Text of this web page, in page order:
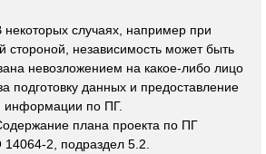
случаях, например при
стороной, независимость может быть
невозложением на какое-либо лицо
подготовку данных и предоставление
информации по ПГ.
плана проекта по ПГ
2, подраздел 5.2.